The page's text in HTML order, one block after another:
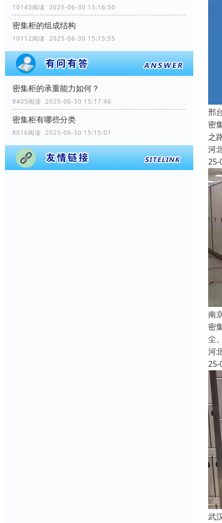
10143阅读 2025-06-30 15:16:50
密集柜的组成结构
10112阅读 2025-06-30 15:15:55
密集柜的承重能力如何？
8405阅读 2025-06-30 15:17:46
密集柜有哪些分类
8016阅读 2025-06-30 15:15:01
邢
密
之
河
25-
南
密
尘
河
25-
武